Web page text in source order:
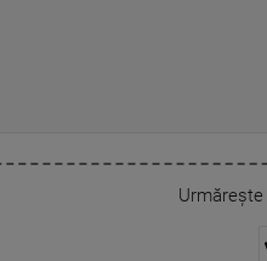
Urmărește